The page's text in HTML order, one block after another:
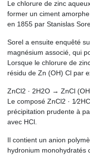
Le chlorure de zinc
former un ciment
en 1855 par Stanislas
Sorel a ensuite enquêté
magnésium associé, qui
Lorsque le chlorure de
résidu de Zn (OH) Cl par
ZnCl2 · 2H2O → ZnCl
Le composé ZnCl2 ·
précipitation prudente à
avec HCl.
Il contient un anion
hydronium monohydratés